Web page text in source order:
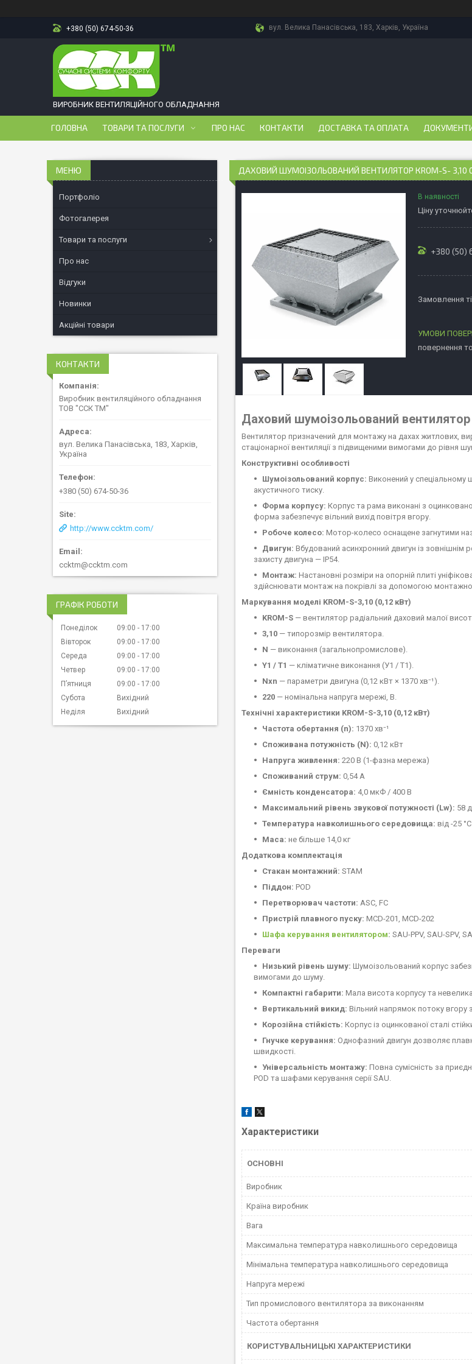
+380 (50) 674-50-36 вул. Велика Панасівська, 183, Харків, Україна
ВИРОБНИК ВЕНТИЛЯЦІЙНОГО ОБЛАДНАННЯ
ГОЛОВНА ТОВАРИ ТА ПОСЛУГИ ПРО НАС КОНТАКТИ ДОСТАВКА ТА ОПЛАТА
ДАХОВИЙ ШУМОІЗОЛЬОВАНИЙ ВЕНТИЛЯТОР КRОМ-S- 3,10
В наявності
Ціну
+380 (50)
Замовлення
повернення
Даховий шумоізольований
Вентилятор призначений для монтажу на дахах житлових,
стаціонарної вентиляції з підвищеними вимогами до рівня
Конструктивні особливості
Шумоізольований корпус: Виконений у спеціальному
акустичного тиску.
Форма корпусу: Корпус та рама виконані з
форма забезпечує вільний вихід повітря вгору.
Робоче колесо: Мотор-колесо оснащене загнутими
Двигун: Вбудований асинхронний двигун із
захисту двигуна — IP54.
Монтаж: Настановні розміри на опорній плиті
здійснювати монтаж на покрівлі за допомогою
Маркування моделі KROM-S-3,10 (0,12 кВт)
KROM-S — вентилятор радіальний даховий малої
3,10 — типорозмір вентилятора.
N — виконання (загальнопромислове).
Y1 / T1 — кліматичне виконання (У1 / Т1).
Nxn — параметри двигуна (0,12 кВт × 1370 хв⁻¹).
220 — номінальна напруга мережі, В.
Технічні характеристики KROM-S-3,10 (0,12 кВт)
Частота обертання (n): 1370 хв⁻¹
Споживана потужність (N): 0,12 кВт
Напруга живлення: 220 В (1-фазна мережа)
Споживаний струм: 0,54 А
Ємність конденсатора: 4,0 мкФ / 400 В
Максимальний рівень звукової потужності (Lw): 58
Температура навколишнього середовища: від -25
Маса: не більше 14,0 кг
Додаткова комплектація
Стакан монтажний: STAM
Піддон: POD
Перетворювач частоти: ASC, FC
Пристрій плавного пуску: MCD-201, MCD-202
Шафа керування вентилятором: SAU-PPV, SAU-SPV,
Переваги
Низький рівень шуму: Шумоізольований корпус
вимогами до шуму.
Компактні габарити: Мала висота корпусу та
Вертикальний викид: Вільний напрямок потоку
Корозійна стійкість: Корпус із оцинкованої сталі
Гнучке керування: Однофазний двигун дозволяє
швидкості.
Універсальність монтажу: Повна сумісність за
POD та шафами керування серії SAU.
Характеристики
ОСНОВНІ
Виробник
Країна виробник
Вага
Максимальна температура навколишнього середовища
Мінімальна температура навколишнього середовища
Напруга мережі
Тип промислового вентилятора за виконанням
Частота обертання
КОРИСТУВАЛЬНИЦЬКІ ХАРАКТЕРИСТИКИ
Портфоліо
Фотогалерея
Товари та послуги
Про нас
Відгуки
Новинки
Акційні товари
КОНТАКТИ
Виробник вентиляційного обладнання
ТОВ "ССК ТМ"
вул. Велика Панасівська, 183, Харків,
Україна
+380 (50) 674-50-36
http://www.ccktm.com/
ccktm@ccktm.com
ГРАФІК РОБОТИ
Понеділок 09:00
17:00
Вівторок
09:00
17:00
Середа
09:00
17:00
Четвер
09:00
17:00
Пʼятниця
09:00
17:00
Субота
Вихідний
Неділя
Вихідний